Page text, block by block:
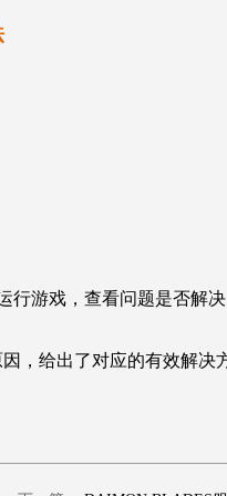
游戏，查看问题是否解决
，给出了对应的有效解决